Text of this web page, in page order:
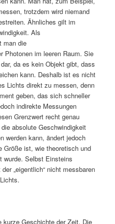
trotzdem wird niemand
Ähnliches gilt im
Als
man die
Photonen im leeren Raum. Sie
da es kein Objekt gibt, dass
kann. Deshalb ist es nicht
Lichts direkt zu messen, denn
geben, das sich schneller
indirekte Messungen
Grenzwert recht genau
absolute Geschwindigkeit
werden kann, ändert jedoch
Größe ist, wie theoretisch und
wurde. Selbst Einsteins
„eigentlich“ nicht messbaren
kurze Geschichte der Zeit. Die